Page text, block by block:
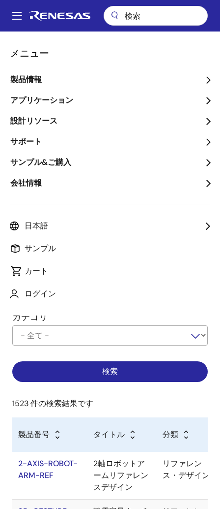
ン
Main
メニュー
製品情報
アプリケーション
設計リソース
サポート
サンプル&ご購入
会社情報
日本語
サンプル
カート
ログイン
パ
ン
く
ず
キーワード
分類 詳細を確認
会社名
カテゴリ
1523 件の検索結果です
製品番号 タイトル 分類
2-AXIS-ROBOT-
ARM-REF
2軸ロボットア
ームリファレン
スデザイン
リファレン
ス・デザイン